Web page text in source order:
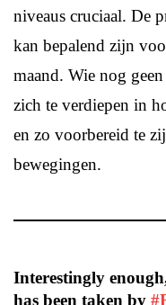
niveaus cruciaal. De
kan bepalend zijn
maand. Wie nog
zich te verdiepen in
en zo voorbereid te
bewegingen.
Interestingly
has been taken by